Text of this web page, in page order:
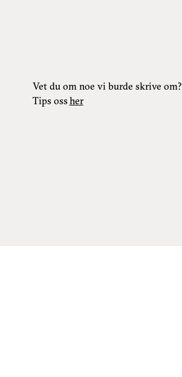
Vet du om noe vi burde skrive om?
Tips ossher